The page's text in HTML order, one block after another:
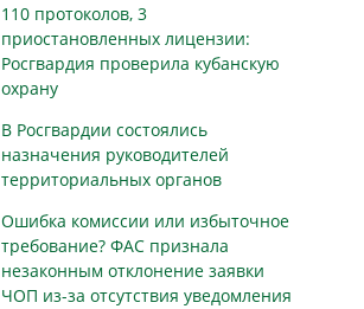
110 протоколов, 3
приостановленных лицензии:
Росгвардия проверила кубанскую
охрану
В Росгвардии состоялись
назначения руководителей
территориальных органов
Ошибка комиссии или избыточное
требование? ФАС признала
незаконным отклонение заявки
ЧОП из-за отсутствия уведомления